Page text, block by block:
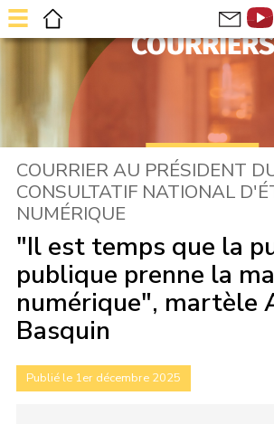
COURRIERS
COURRIER AU PRÉSIDENT
CONSULTATIF NATIONAL
NUMÉRIQUE
"Il est temps que la
publique prenne la
numérique", martèle
Basquin
Publié le 1er décembre 2025